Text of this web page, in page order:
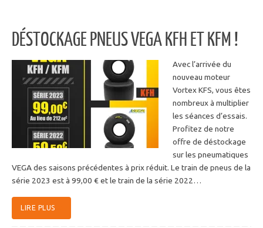
DÉSTOCKAGE PNEUS VEGA KFH ET KFM !
Avec l’arrivée du
nouveau moteur
Vortex KFS, vous êtes
nombreux à multiplier
les séances d’essais.
Profitez de notre
offre de déstockage
sur les pneumatiques
VEGA des saisons précédentes à prix réduit. Le train de pneus de la
série 2023 est à 99,00 € et le train de la série 2022…
LIRE PLUS